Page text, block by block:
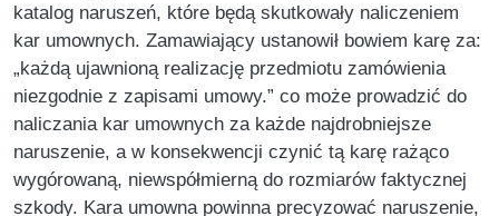
katalog naruszeń, które będą skutkowały naliczeniem
kar umownych. Zamawiający ustanowił bowiem karę za:
„każdą ujawnioną realizację przedmiotu zamówienia
niezgodnie z zapisami umowy.” co może prowadzić do
naliczania kar umownych za każde najdrobniejsze
naruszenie, a w konsekwencji czynić tą karę rażąco
wygórowaną, niewspółmierną do rozmiarów faktycznej
szkody. Kara umowna powinna precyzować naruszenie,